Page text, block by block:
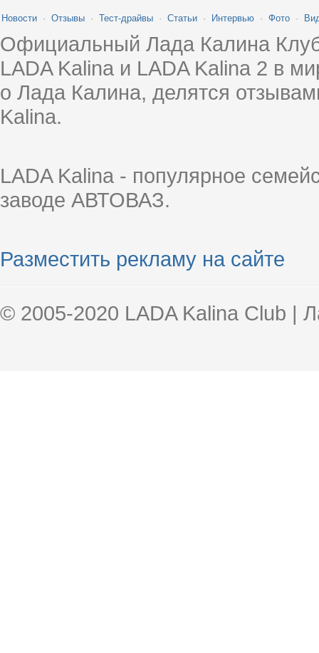
Новости · Отзывы · Тест-драйвы · Статьи · Интервью · Фото ·
Официальный Лада Калина
LADA Kalina и LADA Kalina 2 в
о Лада Калина, делятся
Kalina.
LADA Kalina - популярное
заводе АВТОВАЗ.
Разместить рекламу на сайте
© 2005-2020 LADA Kalina Club |